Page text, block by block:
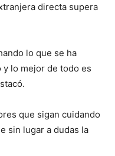
directa supera
lo que se ha
lo mejor de todo es
que sigan cuidando
sin lugar a dudas la